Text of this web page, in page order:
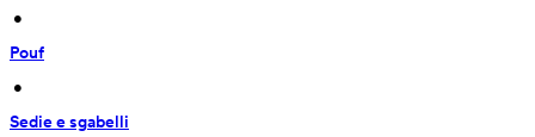
•
Pouf
•
Sedie e sgabelli